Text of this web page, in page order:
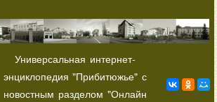
Универсальная интернет-
энциклопедия "Прибитюжье" с
новостным разделом "Онлайн